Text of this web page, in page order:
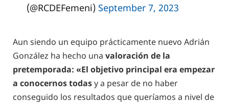
(@RCDEFemeni) September 7, 2023
Aun siendo un equipo prácticamente nuevo Adrián
González ha hecho una valoración de la
pretemporada: «El objetivo principal era empezar
a conocernos todasy a pesar de no haber
conseguido los resultados que queríamos a nivel de